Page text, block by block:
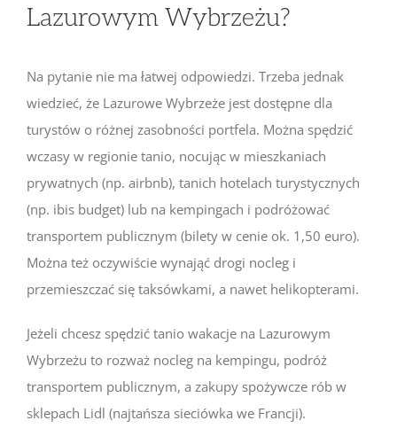
Lazurowym Wybrzeżu?
Na pytanie nie ma łatwej odpowiedzi. Trzeba jednak
wiedzieć, że Lazurowe Wybrzeże jest dostępne dla
turystów o różnej zasobności portfela. Można spędzić
wczasy w regionie tanio, nocując w mieszkaniach
prywatnych (np. airbnb), tanich hotelach turystycznych
(np. ibis budget) lub na kempingach i podróżować
transportem publicznym (bilety w cenie ok. 1,50 euro).
Można też oczywiście wynająć drogi nocleg i
przemieszczać się taksówkami, a nawet helikopterami.
Jeżeli chcesz spędzić tanio wakacje na Lazurowym
Wybrzeżu to rozważ nocleg na kempingu, podróż
transportem publicznym, a zakupy spożywcze rób w
sklepach Lidl (najtańsza sieciówka we Francji).